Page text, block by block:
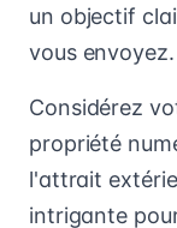
un objectif
vous envoyez.
Considérez
propriété
l'attrait
intrigante